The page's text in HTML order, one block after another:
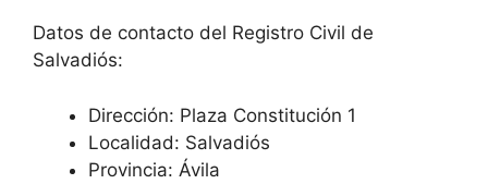
Datos de contacto del Registro Civil de
Salvadiós:
Dirección: Plaza Constitución 1
Localidad: Salvadiós
Provincia: Ávila